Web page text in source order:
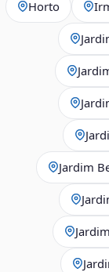
Horto
Jardim